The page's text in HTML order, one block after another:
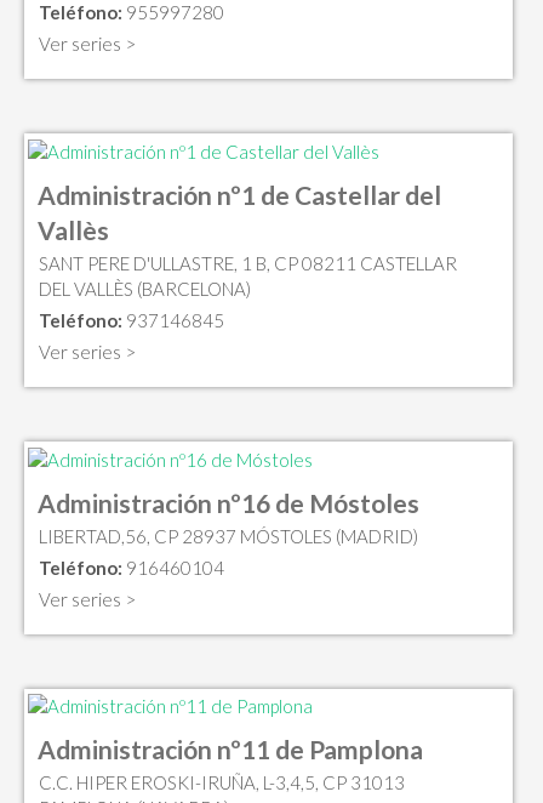
Teléfono: 955997280
Ver series >
Administración nº1 de Castellar del
Vallès
SANT PERE D'ULLASTRE, 1 B, CP 08211 CASTELLAR
DEL VALLÈS (BARCELONA)
Teléfono: 937146845
Ver series >
Administración nº16 de Móstoles
LIBERTAD,56, CP 28937 MÓSTOLES (MADRID)
Teléfono: 916460104
Ver series >
Administración nº11 de Pamplona
C.C. HIPER EROSKI-IRUÑA, L-3,4,5, CP 31013